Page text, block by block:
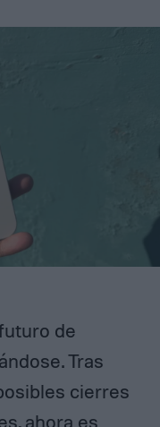
de
Tras
cierres
ahora es